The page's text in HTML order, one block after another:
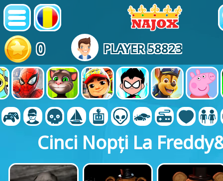
0 PLAYER 58823
Cinci Nopți La